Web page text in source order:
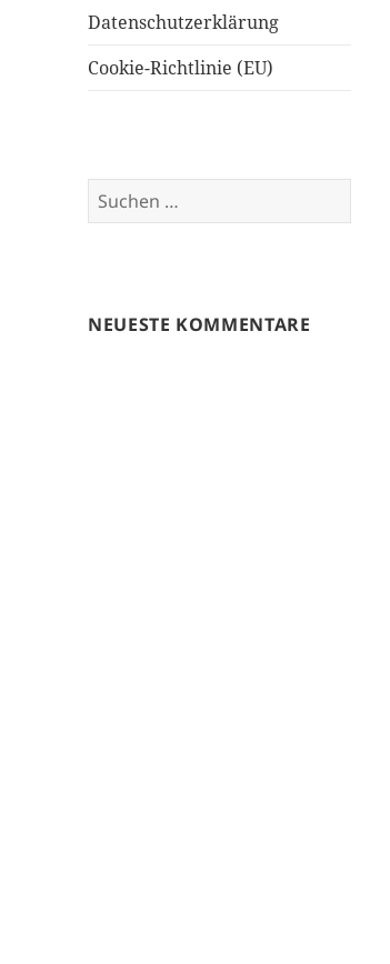
Datenschutzerklärung
Cookie-Richtlinie (EU)
Suchen
nach:
NEUESTE KOMMENTARE